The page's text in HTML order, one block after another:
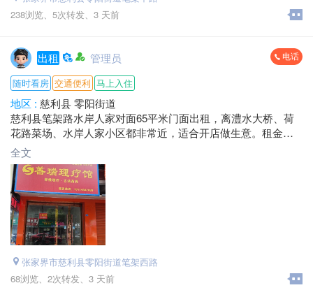
238浏览、 5次转发、 3 天前
出租 管理员 电话
随时看房 交通便利 马上入住
地区 : 慈利县 零阳街道
慈利县笔架路水岸人家对面65平米门面出租，离澧水大桥、荷
花路菜场、水岸人家小区都非常近，适合开店做生意。租金好
商量，欢迎来发财。
电话：*****0111 黎总
地址：笔架路水岸人家对面
全文
张家界市慈利县零阳街道笔架西路
68浏览、 2次转发、 3 天前